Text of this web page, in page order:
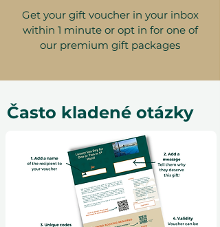
Get your gift voucher in your inbox
within 1 minute or opt in for one of
our premium gift packages
Často kladené otázky